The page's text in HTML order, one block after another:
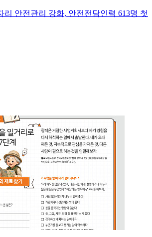
리 안전관리 강화, 안전전담인력 613명 첫